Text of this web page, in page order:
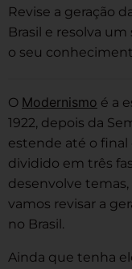
Revise a geração
Brasil e resolva
o seu
O Modernismo é a
1922, depois da
estende até o final
dividido em três
desenvolve
vamos revisar a
no Brasil.
Ainda que tenha